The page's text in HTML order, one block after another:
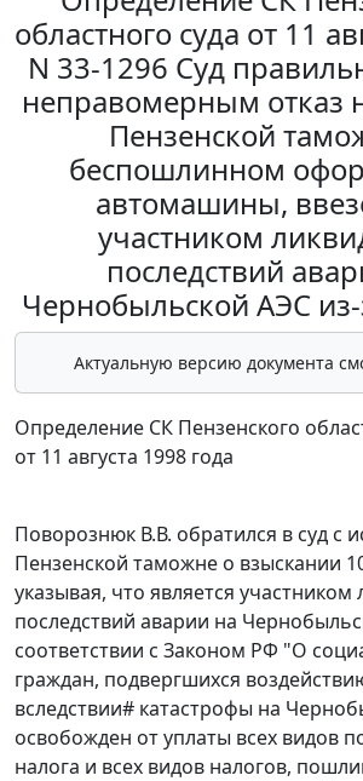
областного суда от 11
N 33-1296 Суд
неправомерным отказ
Пензенской
беспошлинном
автомашины,
участником
последствий
Чернобыльской АЭС
Актуальную версию документа
Определение СК Пензенского
от 11 августа 1998 года
Поворознюк В.В. обратился в суд с
Пензенской таможне о взыскании
указывая, что является участником
последствий аварии на
соответствии с Законом РФ "О
граждан, подвергшихся
вследствии# катастрофы на
освобожден от уплаты всех видов
налога и всех видов налогов,